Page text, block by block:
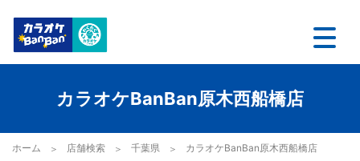
カラオケBanBan原木西船橋店
ホーム 店舗検索 千葉県 カラオケBanBan原木西船橋店